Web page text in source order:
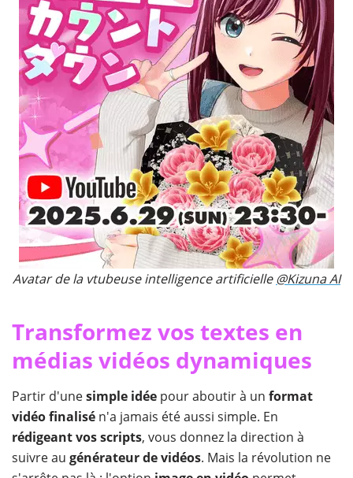
Avatar de la vtubeuse intelligence artificielle@Kizuna AI
Transformez vos textes en
médias vidéos dynamiques
Partir d'unesimple idée pour aboutir à un format
vidéo finalisé n'a jamais été aussi simple. En
rédigeant vos scripts, vous donnez la direction à
suivre au générateur de vidéos. Mais la révolution ne